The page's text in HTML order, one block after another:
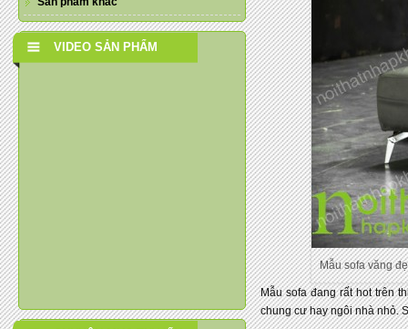
VIDEO SẢN PHẨM
Mẫu sofa văng
Mẫu sofa đang rất hot trên
chung cư hay ngôi nhà nhỏ.